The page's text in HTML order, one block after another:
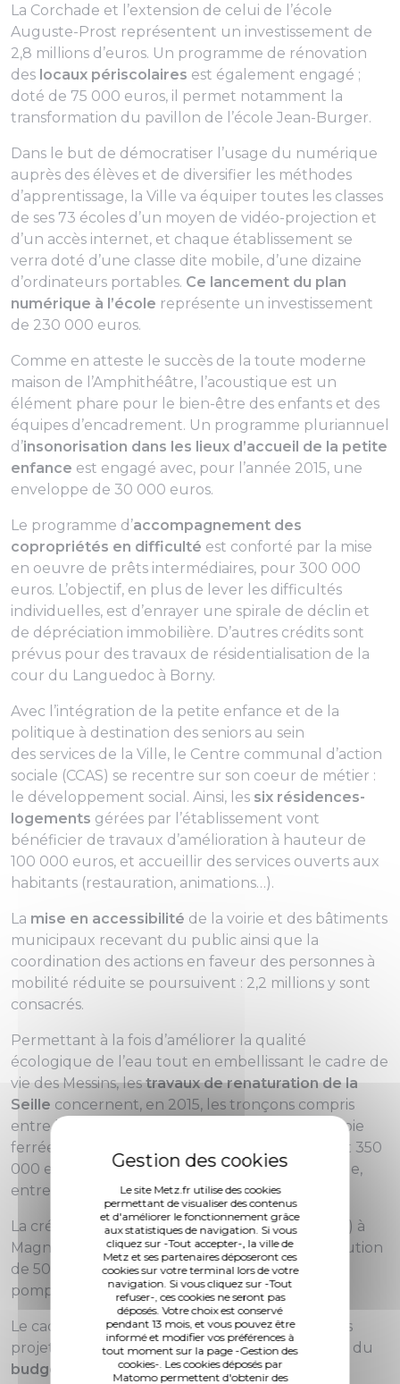
Le site Metz.fr utilise des cookies
permettant de visualiser des contenus
et d'améliorer le fonctionnement grâce
aux statistiques de navigation. Si vous
cliquez sur -Tout accepter-, la ville de
Metz et ses partenaires déposeront ces
cookies sur votre terminal lors de votre
navigation. Si vous cliquez sur -Tout
refuser-, ces cookies ne seront pas
déposés. Votre choix est conservé
pendant 13 mois, et vous pouvez être
informé et modifier vos préférences à
tout moment sur la page -Gestion des
cookies-. Les cookies déposés par
Matomo permettent d'obtenir des
La Corchade et l’extension de celui de l’école
Auguste-Prost représentent un investissement de
2,8 millions d’euros. Un programme de rénovation
des locaux périscolaires est également engagé ;
doté de 75 000 euros, il permet notamment la
transformation du pavillon de l’école Jean-Burger.
Dans le but de démocratiser l’usage du numérique
auprès des élèves et de diversifier les méthodes
d’apprentissage, la Ville va équiper toutes les classes
de ses 73 écoles d’un moyen de vidéo-projection et
d’un accès internet, et chaque établissement se
verra doté d’une classe dite mobile, d’une dizaine
d’ordinateurs portables. Ce lancement du plan
numérique à l’école représente un investissement
de 230 000 euros.
Comme en atteste le succès de la toute moderne
maison de l’Amphithéâtre, l’acoustique est un
élément phare pour le bien-être des enfants et des
équipes d’encadrement. Un programme pluriannuel
d’insonorisation dans les lieux d’accueil de la petite
enfance est engagé avec, pour l’année 2015, une
enveloppe de 30 000 euros.
Le programme d’accompagnement des
copropriétés en difficulté est conforté par la mise
en oeuvre de prêts intermédiaires, pour 300 000
euros. L’objectif, en plus de lever les difficultés
individuelles, est d’enrayer une spirale de déclin et
de dépréciation immobilière. D’autres crédits sont
prévus pour des travaux de résidentialisation de la
cour du Languedoc à Borny.
Avec l’intégration de la petite enfance et de la
politique à destination des seniors au sein
des services de la Ville, le Centre communal d’action
sociale (CCAS) se recentre sur son coeur de métier :
le développement social. Ainsi, les six résidences-
logements gérées par l’établissement vont
bénéficier de travaux d’amélioration à hauteur de
100 000 euros, et accueillir des services ouverts aux
habitants (restauration, animations…).
La mise en accessibilité de la voirie et des bâtiments
municipaux recevant du public ainsi que la
coordination des actions en faveur des personnes à
mobilité réduite se poursuivent : 2,2 millions y sont
consacrés.
Permettant à la fois d’améliorer la qualité
écologique de l’eau tout en embellissant le cadre de
vie des Messins, lestravaux de renaturation de la
Seille concernent, en 2015, les tronçons compris
entre le parc de la Seille et le passage sous la voie
ferrée, au niveau de la rue Pioche, et mobilisent 350
000 euros. Ils se dérouleront en période d’étiage,
entre juin et octobre.
La création dejardins familiaux(200 000 euros) à
Magny permet, dans un premier temps, l’attribution
de 50 parcelles, sur lesquelles abris, clôtures et
pompes d’arrosage sont en cours d’installation.
Le cadre de vie des Messins bénéficiera aussi des
projets qu’ils portent eux-mêmes dans le cadre du
budget participatif, doté d’un million d’euros.